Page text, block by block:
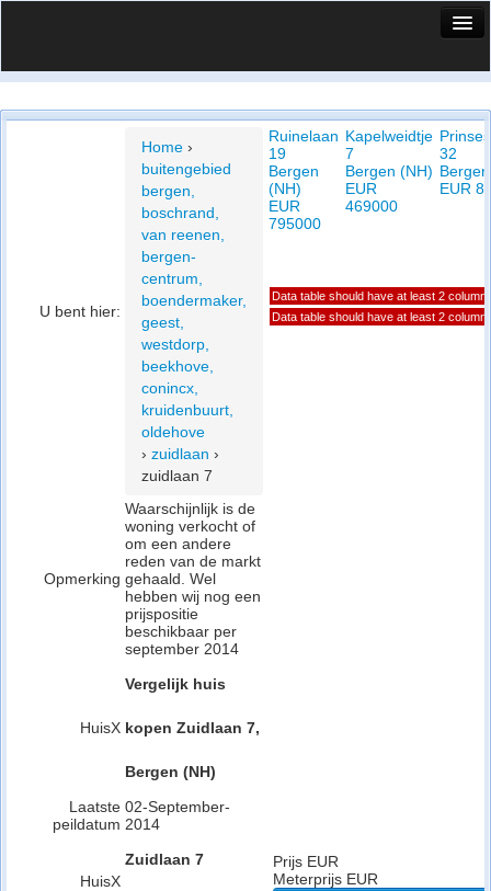
Vergelijk prijsposities - wijk
Cookie beleid
U bent hier:
Home ›
buitengebied
bergen,
boschrand,
van reenen,
bergen-
centrum,
boendermaker,
geest,
westdorp,
beekhove,
conincx,
kruidenbuurt,
oldehove
› zuidlaan ›
zuidlaan 7
Opmerking
Waarschijnlijk is de
woning verkocht of
om een andere
reden van de markt
gehaald. Wel
hebben wij nog een
prijspositie
beschikbaar per
september 2014
HuisX
Vergelijk huis
kopen Zuidlaan 7,
Bergen (NH)
Laatste
peildatum
02-September-
2014
HuisX
Zuidlaan 7
Ruinelaan
19
Bergen
(NH)
EUR
795000
Kapelweidtje
7
Bergen (NH)
EUR
469000
32
EUR
Data table should have at least 2
Data table should have at least 2
Prijs EUR
Meterprijs EUR